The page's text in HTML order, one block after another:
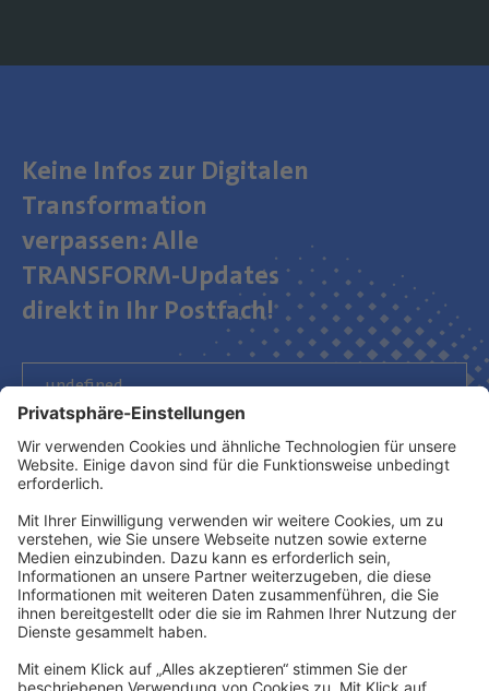
Keine Infos zur Digitalen
Transformation
verpassen: Alle
TRANSFORM-Updates
direkt in Ihr Postfach!
Newsletter abonnieren